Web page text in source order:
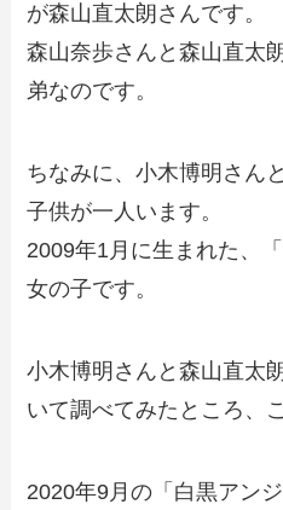
が森山直太朗さんです。
森山奈歩さんと森山直太
弟なのです。
ちなみに、小木博明さん
子供が一人います。
2009年1月に生まれた、
女の子です。
小木博明さんと森山直太
いて調べてみたところ、
2020年9月の「白黒アン